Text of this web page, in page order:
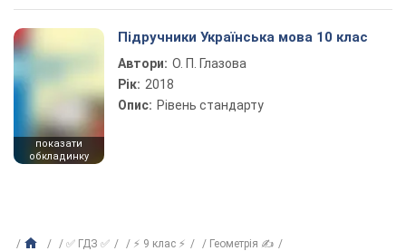
показати
обкладинку
Підручники Українська мова 10 клас
Автори: О. П. Глазова
Рік: 2018
Опис: Рівень стандарту
✅ ГДЗ ✅ ⚡ 9 клас ⚡
Геометрія ✍